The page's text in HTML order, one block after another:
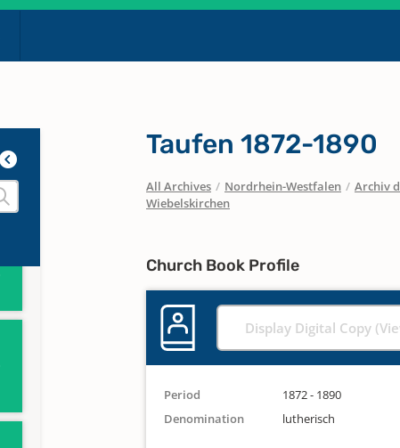
Taufen 1872-1890
All Archives / Nordrhein-Westfalen / Archiv
Wiebelskirchen
Church Book Profile
Display Digital Copy
Period
1872 - 1890
Denomination
lutherisch